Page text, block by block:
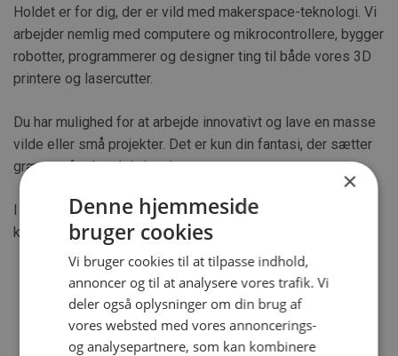
Holdet er for dig, der er vild med makerspace-teknologi. Vi
arbejder nemlig med computere og mikrocontrollere, bygger
robotter, programmerer og designer ting til både vores 3D
printere og lasercutter.
Du har mulighed for at arbejde innovativt og lave en masse
vilde eller små projekter. Det er kun din fantasi, der sætter
grænser for, hvad du kan lave.
I hverdagen arbejder vi både med personlige projekter og
kundeopgaver.
×
Denne hjemmeside
bruger cookies
Vi bruger cookies til at tilpasse indhold,
annoncer og til at analysere vores trafik. Vi
deler også oplysninger om din brug af
vores websted med vores annoncerings-
og analysepartnere, som kan kombinere